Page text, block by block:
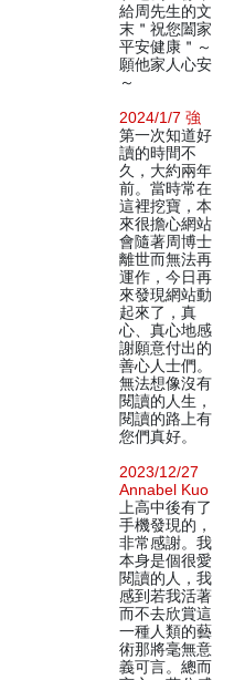
給周先生的文
末＂祝您闔家
平安健康＂～
願他家人心安
～
2024/1/7 強
第一次知道好
讀的時間不
久，大約兩年
前。當時常在
這裡挖寶，本
來很擔心網站
會隨著周博士
離世而無法再
運作，今日再
來發現網站動
起來了，真
心、真心地感
謝願意付出的
善心人士們。
無法想像沒有
閱讀的人生，
閱讀的路上有
您們真好。
2023/12/27
Annabel Kuo
上高中後有了
手機發現的，
非常感謝。我
本身是個很愛
閱讀的人，我
感到若我活著
而不去欣賞這
一種人類的藝
術那將毫無意
義可言。總而